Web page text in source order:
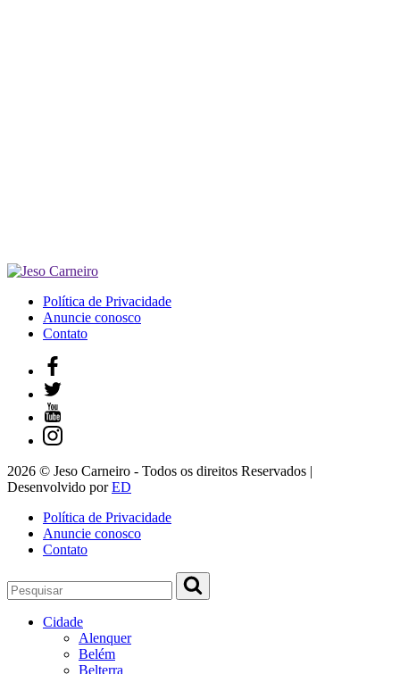
Política de Privacidade
Anuncie conosco
Contato
2026 © Jeso Carneiro - Todos os direitos Reservados |
Desenvolvido porED
Política de Privacidade
Anuncie conosco
Contato
Cidade
Alenquer
Belém
Belterra